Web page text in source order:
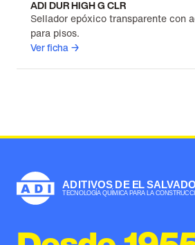
ADI DUR HIGH G CLR
Sellador epóxico transparente con
para pisos.
Ver ficha →